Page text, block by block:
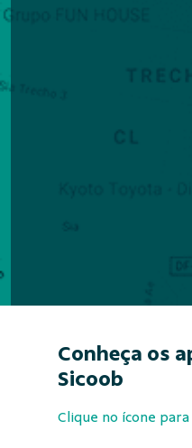
Conheça os
Sicoob
Clique no ícone